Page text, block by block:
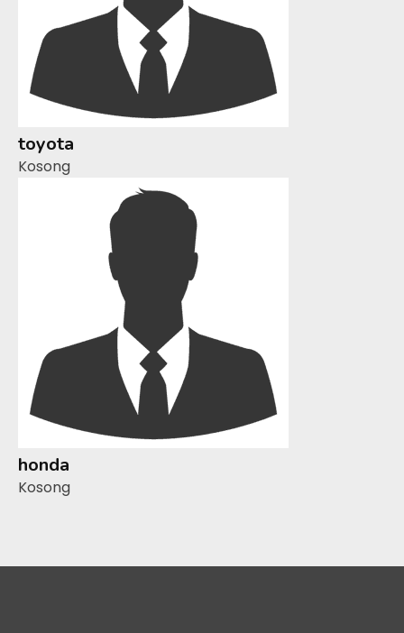
toyota
Kosong
honda
Kosong